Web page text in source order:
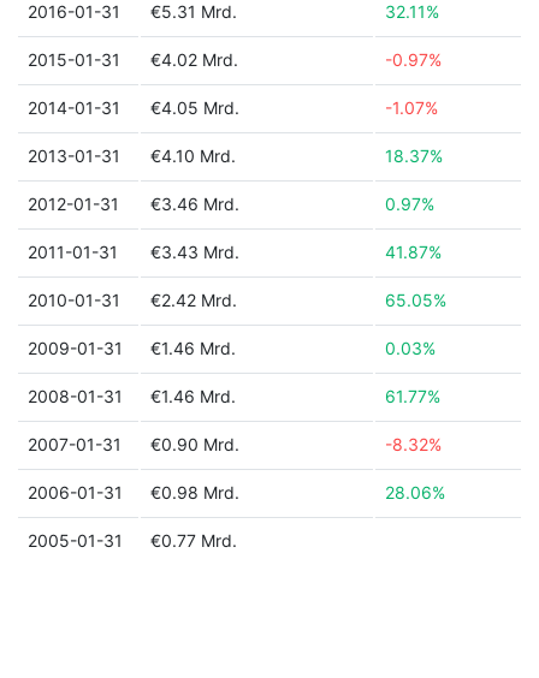
2016-01-31 €5.31 Mrd. 32.11%
2015-01-31 €4.02 Mrd. -0.97%
2014-01-31 €4.05 Mrd. -1.07%
2013-01-31 €4.10 Mrd. 18.37%
2012-01-31 €3.46 Mrd. 0.97%
2011-01-31 €3.43 Mrd. 41.87%
2010-01-31 €2.42 Mrd. 65.05%
2009-01-31 €1.46 Mrd. 0.03%
2008-01-31 €1.46 Mrd. 61.77%
2007-01-31 €0.90 Mrd. -8.32%
2006-01-31 €0.98 Mrd. 28.06%
2005-01-31 €0.77 Mrd.